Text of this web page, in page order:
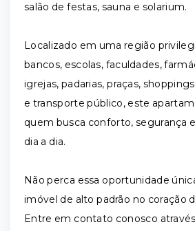
salão de festas, sauna e solarium.
Localizado em uma região
bancos, escolas, faculdades,
igrejas, padarias, praças,
e transporte público, este
quem busca conforto, segurança
dia a dia.
Não perca essa oportunidade
imóvel de alto padrão no coração
Entre em contato conosco